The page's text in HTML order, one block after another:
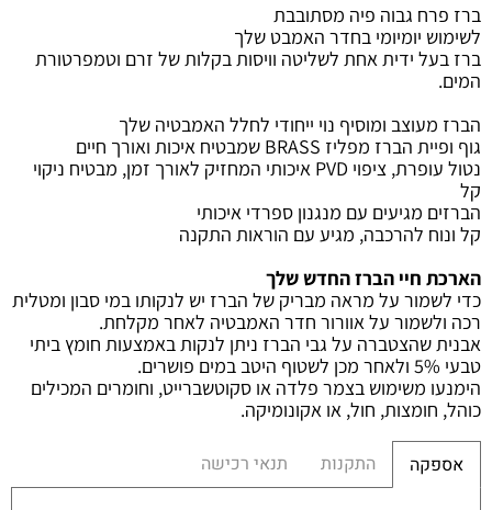
ברז פרח גבוה פיה מסתובבת
לשימוש יומיומי בחדר האמבט שלך
ברז בעל ידית אחת לשליטה וויסות בקלות של זרם וטמפרטורת
המים.
הברז מעוצב ומוסיף נוי ייחודי לחלל האמבטיה שלך
גוף ופיית הברז מפליז BRASS שמבטיח איכות ואורך חיים
נטול עופרת, ציפוי PVD איכותי המחזיק לאורך זמן, מבטיח ניקוי
קל
הברזים מגיעים עם מנגנון ספרדי איכותי
קל ונוח להרכבה, מגיע עם הוראות התקנה
הארכת חיי הברז החדש שלך
כדי לשמור על מראה מבריק של הברז יש לנקותו במי סבון ומטלית
רכה ולשמור על אוורור חדר האמבטיה לאחר מקלחת.
אבנית שהצטברה על גבי הברז ניתן לנקות באמצעות חומץ ביתי
טבעי 5% ולאחר מכן לשטוף היטב במים פושרים.
הימנעו משימוש בצמר פלדה או סקוטשברייט, וחומרים המכילים
כוהל, חומצות, חול, או אקונומיקה.
אספקה התקנות תנאי רכישה